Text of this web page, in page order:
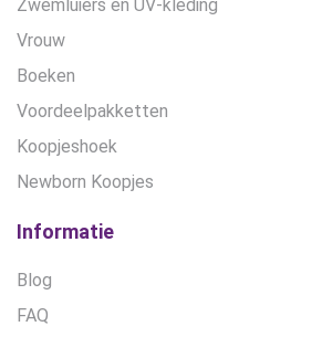
Zwemluiers en UV-kleding
Vrouw
Boeken
Voordeelpakketten
Koopjeshoek
Newborn Koopjes
Informatie
Blog
FAQ